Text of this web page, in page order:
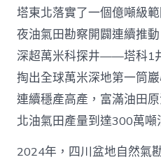
塔東北落實了一個億噸級
夜油氣田勘察開闢連續推
深超萬米科探井——塔科1
掏出全球萬米深地第一筒
連續穩產高產，富滿油田
北油氣田產量到達300萬噸
2024年，四川盆地自然氣